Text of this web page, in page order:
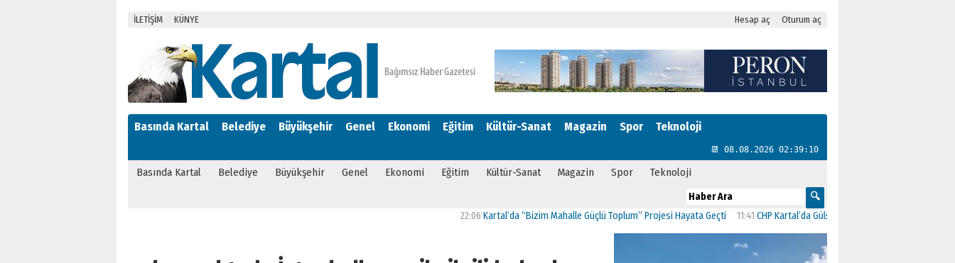
İLETİŞİM KÜNYE Hesap aç Oturum aç
Basında Kartal Belediye Büyükşehir Genel Ekonomi Eğitim Kültür-Sanat Magazin Spor Teknoloji
📆 08.08.2026 02:39:11
Basında Kartal Belediye Büyükşehir Genel Ekonomi Eğitim Kültür-Sanat Magazin Spor Teknoloji
Kartal’da “Bizim Mahalle Güçlü Toplum” Projesi Hayata Geçti 11:41 CHP Kartal’da Gülşen Neşe Büklü dönemi